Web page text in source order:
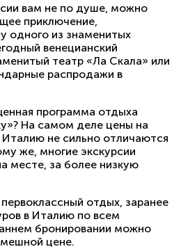
вам не по душе, можно
приключение,
одного из знаменитых
венецианский
театр «Ла Скала» или
распродажи в
программа отдыха
На самом деле цены на
Италию не сильно отличаются
же, многие экскурсии
месте, за более низкую
отдых, заранее
в Италию по всем
бронировании можно
цене.